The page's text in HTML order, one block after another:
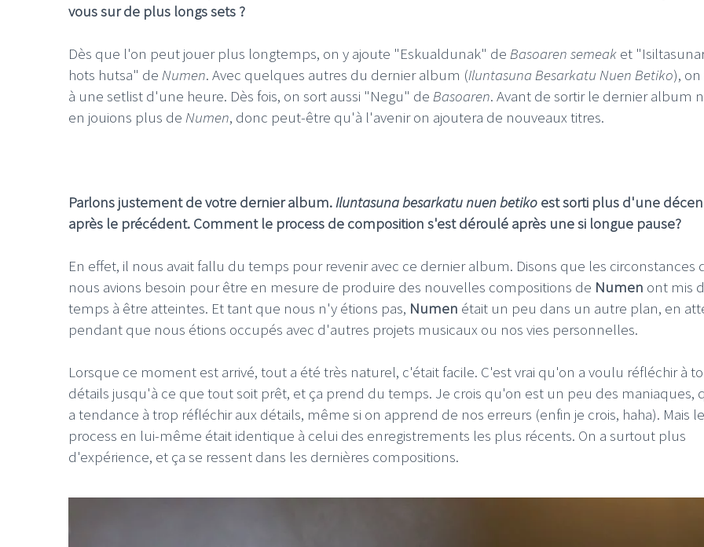
vous sur de plus longs sets ?
Dès que l'on peut jouer plus longtemps, on y ajoute "Eskualdunak" de Basoaren semeak et
hots hutsa" de Numen. Avec quelques autres du dernier album (Iluntasuna Besarkatu Nuen Betiko), on
à une setlist d'une heure. Dès fois, on sort aussi "Negu" de Basoaren. Avant de sortir le dernier album
en jouions plus de Numen, donc peut-être qu'à l'avenir on ajoutera de nouveaux titres.
Parlons justement de votre dernier album.Iluntasuna besarkatu nuen betiko est sorti plus d'une
après le précédent. Comment le process de composition s'est déroulé après une si longue pause?
En effet, il nous avait fallu du temps pour revenir avec ce dernier album. Disons que les circonstances
nous avions besoin pour être en mesure de produire des nouvelles compositions de Numen ont mis
temps à être atteintes. Et tant que nous n'y étions pas, Numen était un peu dans un autre plan, en
pendant que nous étions occupés avec d'autres projets musicaux ou nos vies personnelles.
Lorsque ce moment est arrivé, tout a été très naturel, c'était facile. C'est vrai qu'on a voulu réfléchir à
détails jusqu'à ce que tout soit prêt, et ça prend du temps. Je crois qu'on est un peu des maniaques,
a tendance à trop réfléchir aux détails, même si on apprend de nos erreurs (enfin je crois, haha). Mais le
process en lui-même était identique à celui des enregistrements les plus récents. On a surtout plus
d'expérience, et ça se ressent dans les dernières compositions.
LE GROS RIFFIFI –
LE GROS RIFFIFI
LE GROS RIFFIFI – Surfin’
LE GROS RIFFIFI –